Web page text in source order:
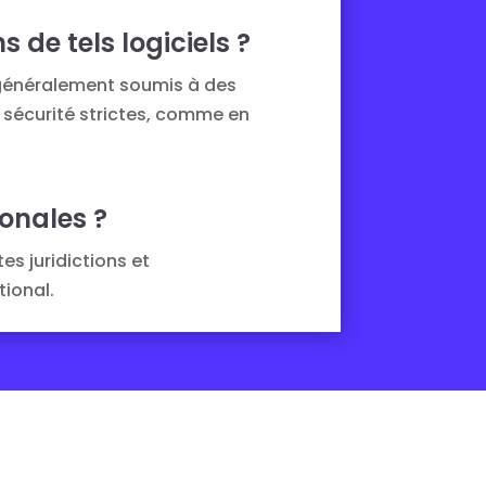
de tels logiciels ?
soumis à des
strictes, comme en
?
juridictions et